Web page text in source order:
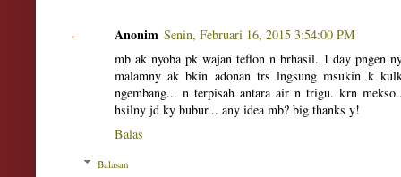
Anonim Senin, Februari 16, 2015 3:54:00 PM
mb ak nyoba pk wajan teflon n brhasil. 1 day pngen
malamny ak bkin adonan trs lngsung msukin k
ngembang... n terpisah antara air n trigu. krn
hsilny jd ky bubur... any idea mb? big thanks y!
Balas
Balasan